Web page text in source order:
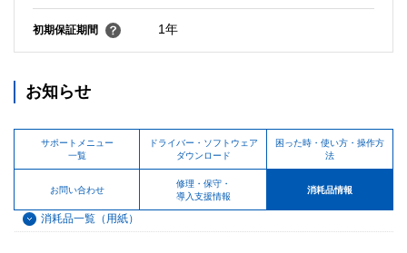
初期保証期間 1年
お知らせ
サポートメニュー
一覧
ドライバー・ソフトウェア
ダウンロード
困った時・使い方・操作方
法
お問い合わせ
修理・保守・
導入支援情報
消耗品情報
消耗品一覧（用紙）